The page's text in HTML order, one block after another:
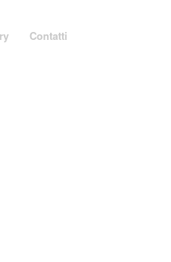
Contatti